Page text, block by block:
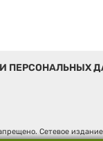
ПЕРСОНАЛЬНЫХ
Сетевое